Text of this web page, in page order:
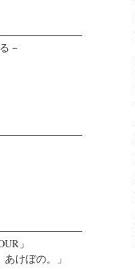
－
」
けぼの。」